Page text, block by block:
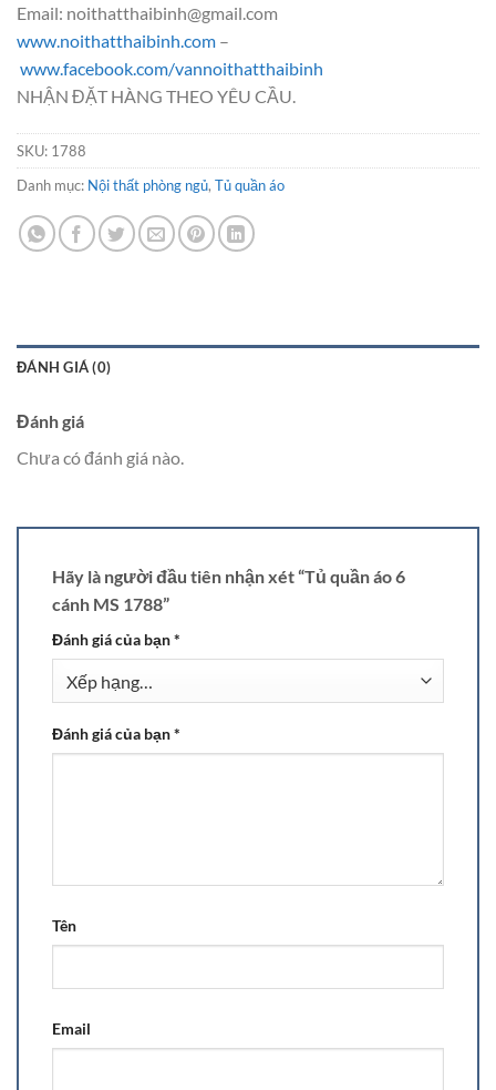
Email: noithatthaibinh@gmail.com
www.noithatthaibinh.com –
www.facebook.com/vannoithatthaibinh
NHẬN ĐẶT HÀNG THEO YÊU CẦU.
SKU: 1788
Danh mục: Nội thất phòng ngủ, Tủ quần áo
ĐÁNH GIÁ (0)
Đánh giá
Chưa có đánh giá nào.
Hãy là người đầu tiên nhận xét “Tủ quần áo 6
cánh MS 1788”
Đánh giá của bạn*
Đánh giá của bạn*
Tên
Email